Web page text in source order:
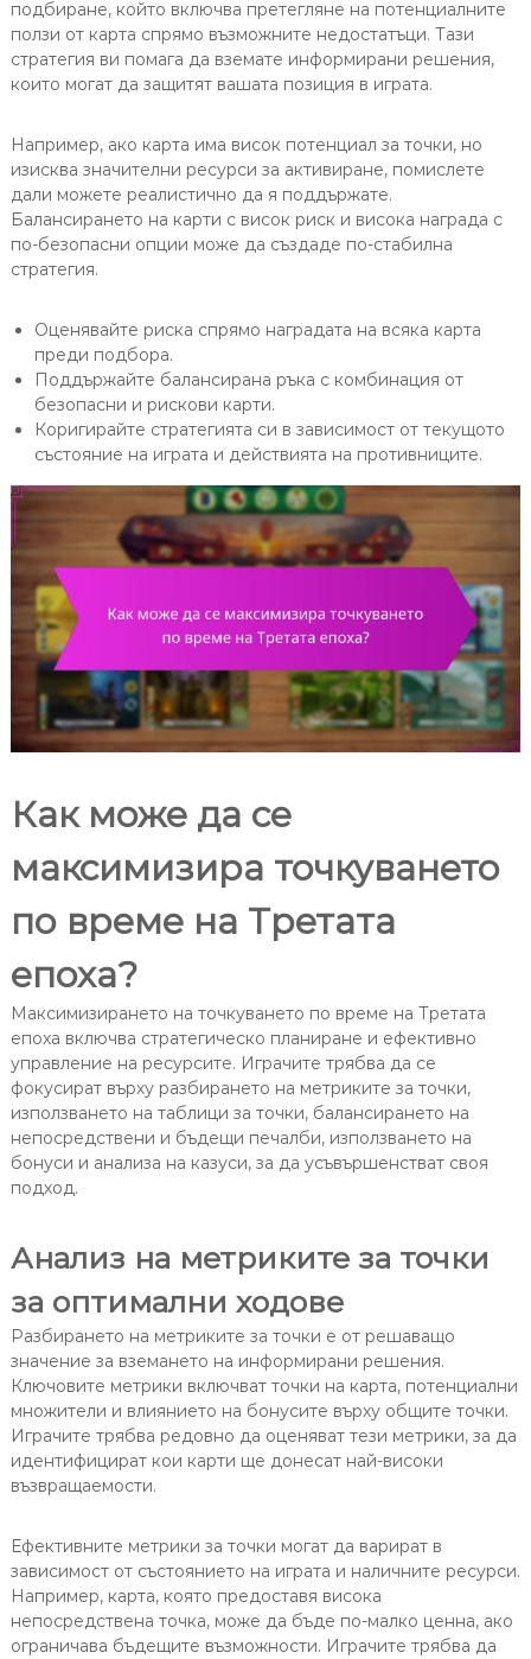
подбиране, който включва претегляне на потенциалните
ползи от карта спрямо възможните недостатъци. Тази
стратегия ви помага да вземате информирани решения,
които могат да защитят вашата позиция в играта.
Например, ако карта има висок потенциал за точки, но
изисква значителни ресурси за активиране, помислете
дали можете реалистично да я поддържате.
Балансирането на карти с висок риск и висока награда с
по-безопасни опции може да създаде по-стабилна
стратегия.
Оценявайте риска спрямо наградата на всяка карта
преди подбора.
Поддържайте балансирана ръка с комбинация от
безопасни и рискови карти.
Коригирайте стратегията си в зависимост от текущото
състояние на играта и действията на противниците.
Как може да се
максимизира точкуването
по време на Третата
епоха?
Максимизирането на точкуването по време на Третата
епоха включва стратегическо планиране и ефективно
управление на ресурсите. Играчите трябва да се
фокусират върху разбирането на метриките за точки,
използването на таблици за точки, балансирането на
непосредствени и бъдещи печалби, използването на
бонуси и анализа на казуси, за да усъвършенстват своя
подход.
Анализ на метриките за точки
за оптимални ходове
Разбирането на метриките за точки е от решаващо
значение за вземането на информирани решения.
Ключовите метрики включват точки на карта, потенциални
множители и влиянието на бонусите върху общите точки.
Играчите трябва редовно да оценяват тези метрики, за да
идентифицират кои карти ще донесат най-високи
възвращаемости.
Ефективните метрики за точки могат да варират в
зависимост от състоянието на играта и наличните ресурси.
Например, карта, която предоставя висока
непосредствена точка, може да бъде по-малко ценна, ако
ограничава бъдещите възможности. Играчите трябва да